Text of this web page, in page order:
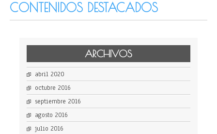
CONTENIDOS DESTACADOS
ARCHIVOS
abril 2020
octubre 2016
septiembre 2016
agosto 2016
julio 2016